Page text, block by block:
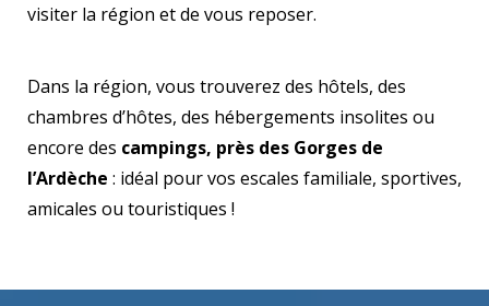
visiter la région et de vous reposer.
Dans la région, vous trouverez des hôtels, des
chambres d’hôtes, des hébergements insolites ou
encore des campings, près des Gorges de
l’Ardèche : idéal pour vos escales familiale, sportives,
amicales ou touristiques !